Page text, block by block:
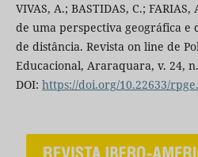
VIVAS, A.; BASTIDAS, C.;
de uma perspectiva geográfica e
de distância. Revista on line de
Educacional, Araraquara, v. 24,
DOI: https://doi.org/10.22633/